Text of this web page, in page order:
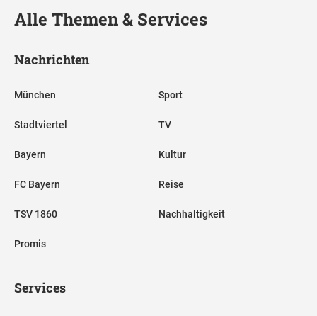
Alle Themen & Services
Nachrichten
München
Stadtviertel
Bayern
FC Bayern
TSV 1860
Promis
Sport
TV
Kultur
Reise
Nachhaltigkeit
Services